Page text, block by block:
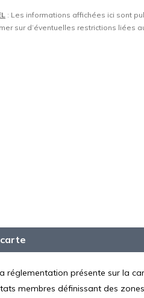
: Les informations affichées ici sont
sur d’éventuelles restrictions liées
réglementation présente sur la
membres définissant des